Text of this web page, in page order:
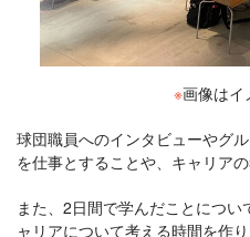
※画像はイ
球団職員へのインタビューやグ
を仕事とすることや、キャリア
また、2日間で学んだことにつ
ャリアについて考える時間を作り